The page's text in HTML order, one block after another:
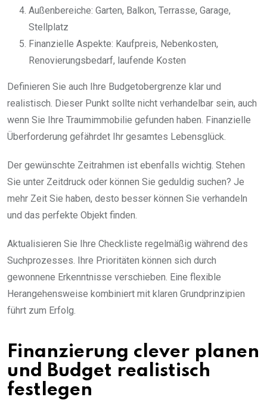
Außenbereiche: Garten, Balkon, Terrasse, Garage,
Stellplatz
Finanzielle Aspekte: Kaufpreis, Nebenkosten,
Renovierungsbedarf, laufende Kosten
Definieren Sie auch Ihre Budgetobergrenze klar und
realistisch. Dieser Punkt sollte nicht verhandelbar sein, auch
wenn Sie Ihre Traumimmobilie gefunden haben. Finanzielle
Überforderung gefährdet Ihr gesamtes Lebensglück.
Der gewünschte Zeitrahmen ist ebenfalls wichtig. Stehen
Sie unter Zeitdruck oder können Sie geduldig suchen? Je
mehr Zeit Sie haben, desto besser können Sie verhandeln
und das perfekte Objekt finden.
Aktualisieren Sie Ihre Checkliste regelmäßig während des
Suchprozesses. Ihre Prioritäten können sich durch
gewonnene Erkenntnisse verschieben. Eine flexible
Herangehensweise kombiniert mit klaren Grundprinzipien
führt zum Erfolg.
Finanzierung clever planen
und Budget realistisch
festlegen